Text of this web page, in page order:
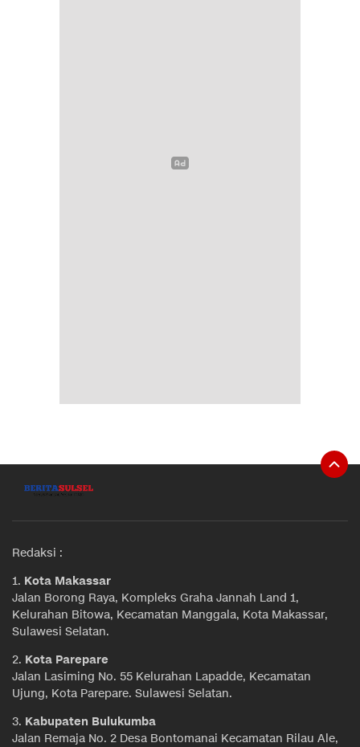
Redaksi :
1. Kota Makassar
Jalan Borong Raya, Kompleks Graha Jannah Land 1,
Kelurahan Bitowa, Kecamatan Manggala, Kota Makassar,
Sulawesi Selatan.
2. Kota Parepare
Jalan Lasiming No. 55 Kelurahan Lapadde, Kecamatan
Ujung, Kota Parepare. Sulawesi Selatan.
3. Kabupaten Bulukumba
Jalan Remaja No. 2 Desa Bontomanai Kecamatan Rilau Ale,